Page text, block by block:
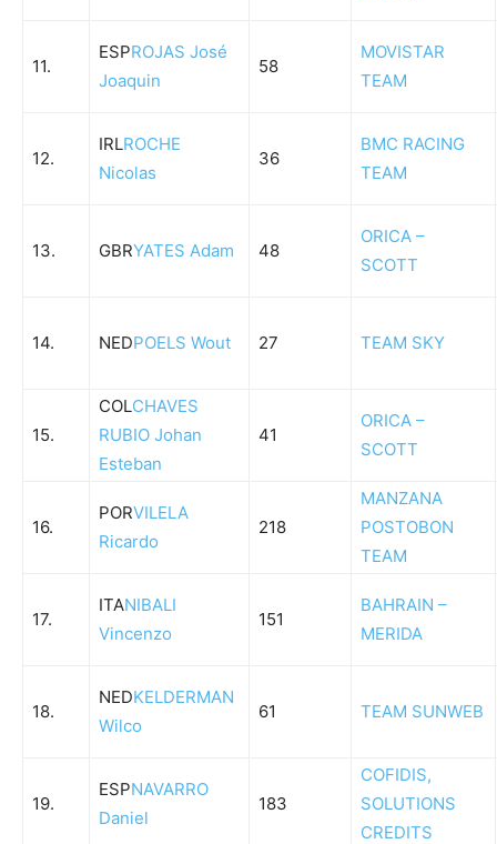
11.
ESPROJAS José
Joaquin
58
MOVISTAR
TEAM
12.
IRLROCHE
Nicolas
36
BMC RACING
TEAM
13. GBRYATES Adam 48
ORICA –
SCOTT
14. NEDPOELS Wout 27 TEAM SKY
15.
COLCHAVES
RUBIO Johan
Esteban
41
ORICA –
SCOTT
16.
PORVILELA
Ricardo
218
MANZANA
POSTOBON
TEAM
17.
ITANIBALI
Vincenzo
151
BAHRAIN –
MERIDA
18.
NEDKELDERMAN
Wilco
61 TEAM SUNWEB
19.
ESPNAVARRO
Daniel
183
COFIDIS,
SOLUTIONS
CREDITS